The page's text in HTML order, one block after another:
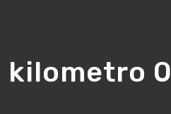
kilometro 0